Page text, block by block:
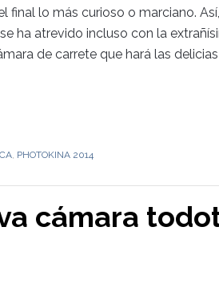
final lo más curioso o marciano.
ha atrevido incluso con la
de carrete que hará las
PHOTOKINA 2014
cámara